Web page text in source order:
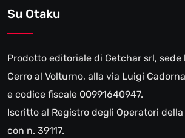
Su Otaku
Prodotto editoriale di Getchar srl, sede
Cerro al Volturno, alla via Luigi
e codice fiscale 00991640947.
Iscritto al Registro degli Operatori
con n. 39117.